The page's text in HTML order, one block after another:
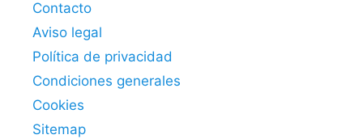
Contacto
Aviso legal
Política de privacidad
Condiciones generales
Cookies
Sitemap